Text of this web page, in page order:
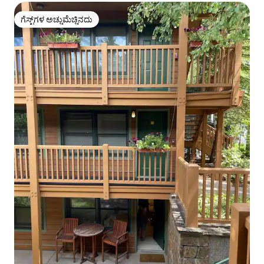
ಗೆಸ್ಟ್‌ಗಳ ಅಚ್ಚುಮೆಚ್ಚಿನದು
ಗೆಸ್ಟ್‌ಗಳ ಅಚ್ಚುಮೆಚ್ಚಿನದು